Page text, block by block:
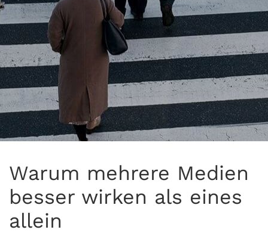
Warum mehrere Medien
besser wirken als eines
allein